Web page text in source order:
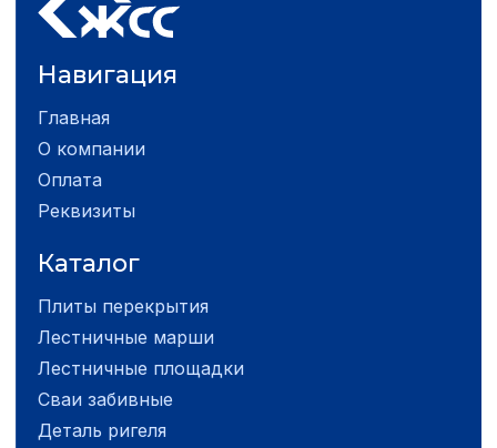
Навигация
Главная
О компании
Оплата
Реквизиты
Каталог
Плиты перекрытия
Лестничные марши
Лестничные площадки
Сваи забивные
Деталь ригеля